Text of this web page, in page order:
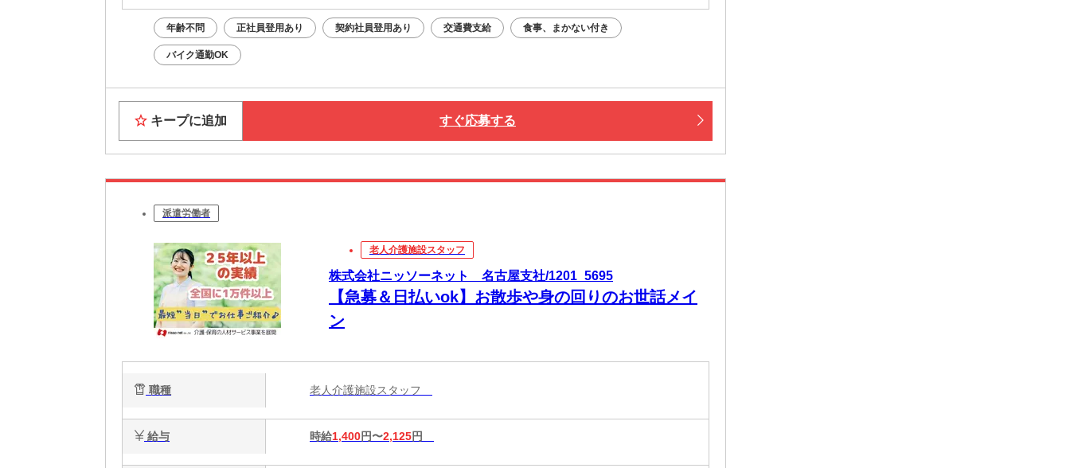
年齢不問 正社員登用あり 契約社員登用あり 交通費支給 食事、まかない付き
バイク通勤OK
キープに追加 すぐ応募する
派遣労働者
老人介護施設スタッフ
株式会社ニッソーネット 名古屋支社/1201_5695
【急募＆日払いok】お散歩や身の回りのお世話メイ
ン
職種 老人介護施設スタッフ
給与 時給1,400円〜2,125円